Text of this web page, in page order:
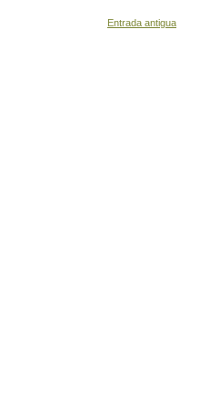
Entrada antigua